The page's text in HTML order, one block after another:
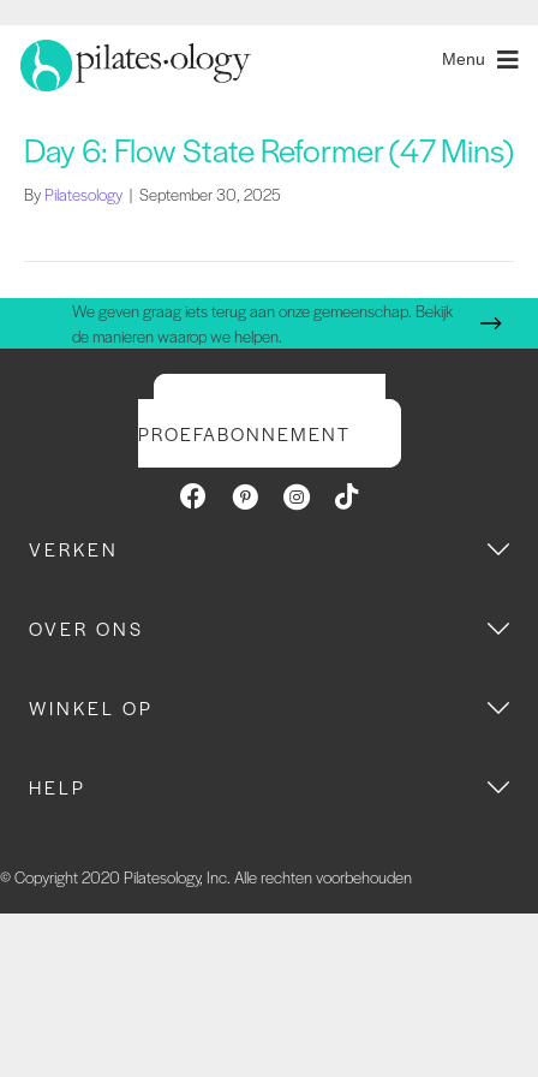
Menu
Day 6: Flow State Reformer (47 Mins)
By Pilatesology | September 30, 2025
We geven graag iets terug aan onze gemeenschap. Bekijk
de manieren waarop we helpen.
PROEFABONNEMENT
VERKEN
OVER ONS
WINKEL OP
HELP
© Copyright 2020 Pilatesology, Inc. Alle rechten voorbehouden